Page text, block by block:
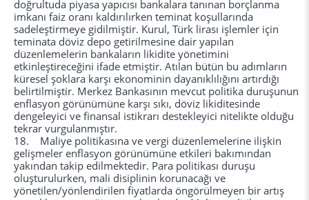
doğrultuda piyasa yapıcısı bankalara tanınan borçlanma
imkanı faiz oranı kaldırılırken teminat koşullarında
sadeleştirmeye gidilmiştir. Kurul, Türk lirası işlemler için
teminata döviz depo getirilmesine dair yapılan
düzenlemelerin bankaların likidite yönetimini
etkinleştireceğini ifade etmiştir. Atılan bütün bu adımların
küresel şoklara karşı ekonominin dayanıklılığını artırdığı
belirtilmiştir. Merkez Bankasının mevcut politika duruşunun
enflasyon görünümüne karşı sıkı, döviz likiditesinde
dengeleyici ve finansal istikrarı destekleyici nitelikte olduğu
tekrar vurgulanmıştır.
18. Maliye politikasına ve vergi düzenlemelerine ilişkin
gelişmeler enflasyon görünümüne etkileri bakımından
yakından takip edilmektedir. Para politikası duruşu
oluşturulurken, mali disiplinin korunacağı ve
yönetilen/yönlendirilen fiyatlarda öngörülmeyen bir artış